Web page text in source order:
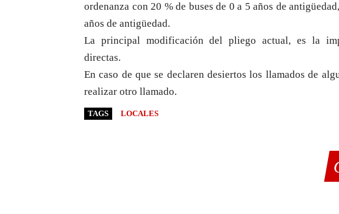
ordenanza con 20 % de buses de 0 a 5 años de
años de antigüedad.
La principal modificación del pliego actual, es la
directas.
En caso de que se declaren desiertos los llamados de
realizar otro llamado.
TAGS LOCALES